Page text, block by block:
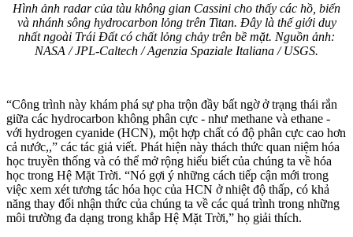
Hình ảnh radar của tàu không gian Cassini cho thấy các hồ, biển
và nhánh sông hydrocarbon lỏng trên Titan. Đây là thế giới duy
nhất ngoài Trái Đất có chất lỏng chảy trên bề mặt. Nguồn ảnh:
NASA / JPL-Caltech / Agenzia Spaziale Italiana / USGS.
“Công trình này khám phá sự pha trộn đầy bất ngờ ở trạng thái rắn
giữa các hydrocarbon không phân cực - như methane và ethane -
với hydrogen cyanide (HCN), một hợp chất có độ phân cực cao hơn
cả nước,,” các tác giả viết. Phát hiện này thách thức quan niệm hóa
học truyền thống và có thể mở rộng hiểu biết của chúng ta về hóa
học trong Hệ Mặt Trời. “Nó gợi ý những cách tiếp cận mới trong
việc xem xét tương tác hóa học của HCN ở nhiệt độ thấp, có khả
năng thay đổi nhận thức của chúng ta về các quá trình trong những
môi trường đa dạng trong khắp Hệ Mặt Trời,” họ giải thích.